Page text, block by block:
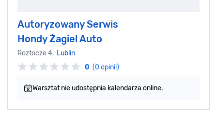
Autoryzowany Serwis
Hondy Żagiel Auto
Roztocze 4, Lublin
0 (0 opinii)
Warsztat nie udostępnia kalendarza online.